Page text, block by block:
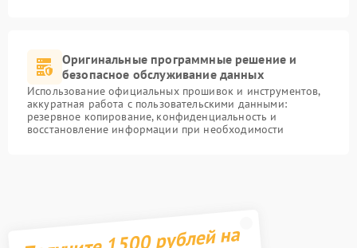
Оригинальные программные решение и
безопасное обслуживание данных
Использование официальных прошивок и инструментов,
аккуратная работа с пользовательскими данными:
резервное копирование, конфиденциальность и
восстановление информации при необходимости